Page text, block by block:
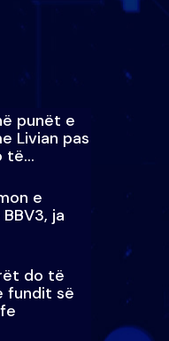
punët e
Livian pas
të
e
ja
do të
fundit së